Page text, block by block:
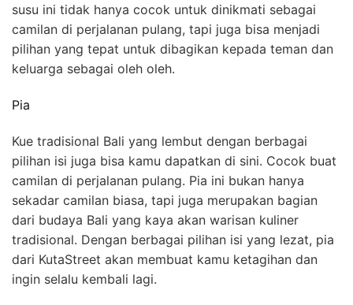
susu ini tidak hanya cocok untuk dinikmati sebagai
camilan di perjalanan pulang, tapi juga bisa menjadi
pilihan yang tepat untuk dibagikan kepada teman dan
keluarga sebagai oleh oleh.
Pia
Kue tradisional Bali yang lembut dengan berbagai
pilihan isi juga bisa kamu dapatkan di sini. Cocok buat
camilan di perjalanan pulang. Pia ini bukan hanya
sekadar camilan biasa, tapi juga merupakan bagian
dari budaya Bali yang kaya akan warisan kuliner
tradisional. Dengan berbagai pilihan isi yang lezat, pia
dari KutaStreet akan membuat kamu ketagihan dan
ingin selalu kembali lagi.